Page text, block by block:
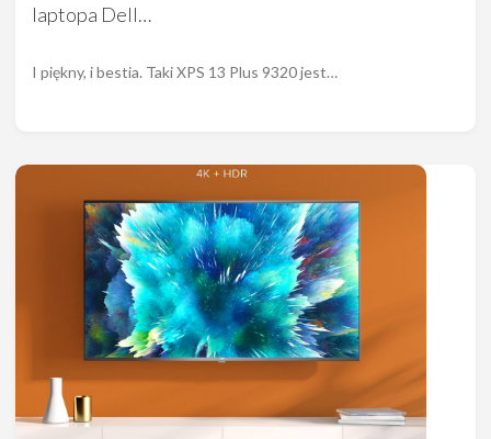
laptopa Dell…
I piękny, i bestia. Taki XPS 13 Plus 9320 jest…